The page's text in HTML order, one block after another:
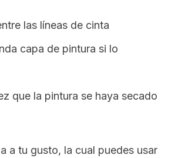
las líneas de cinta
capa de pintura si lo
que la pintura se haya secado
a tu gusto, la cual puedes usar